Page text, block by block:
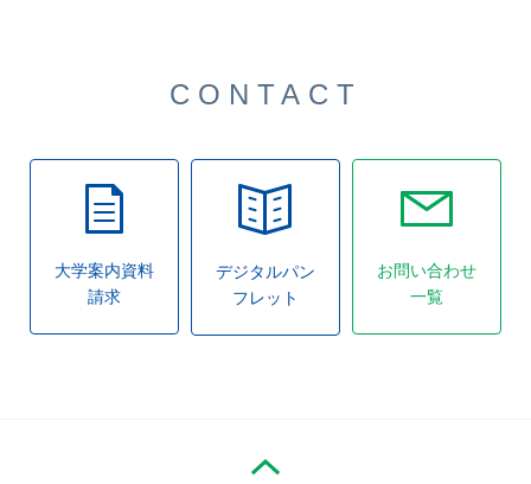
CONTACT
大学案内資料
請求
デジタルパン
フレット
お問い合わせ
一覧